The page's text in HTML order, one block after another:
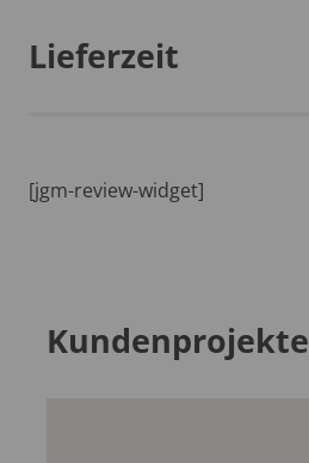
Lieferzeit
[jgm-review-widget]
Kundenprojekte